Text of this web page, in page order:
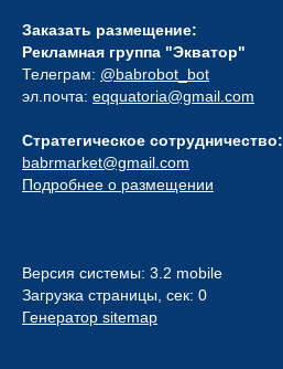
Заказать размещение:
Рекламная группа "Экватор"
Телеграм: @babrobot_bot
эл.почта: eqquatoria@gmail.com
Стратегическое сотрудничество:
babrmarket@gmail.com
Подробнее о размещении
Версия системы: 3.2 mobile
Загрузка страницы, сек: 0
Генератор sitemap